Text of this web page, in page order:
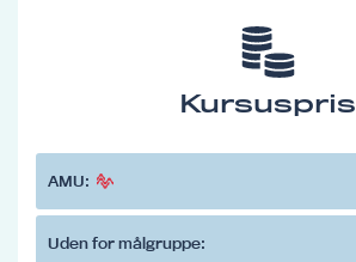
Kursuspris
AMU:
Uden for målgruppe: